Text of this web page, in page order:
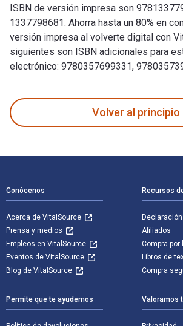
ISBN de versión impresa son
1337798681. Ahorra hasta un 80% en
versión impresa al volverte digital con
siguientes son ISBN adicionales para
electrónico: 9780357699331,
Volver al principio
Conócenos
Acerca de VitalSource
Prensa y medios
Empleos en VitalSource
Eventos de VitalSource
Blog de VitalSource
Recursos
Afiliados
Compra por
Libros de
Compra
Permite que te ayudemos Valoramos